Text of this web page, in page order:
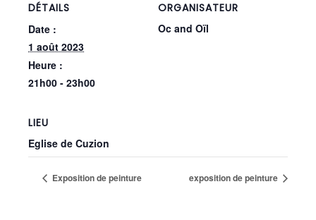
DÉTAILS
Date :
1 août 2023
Heure :
21h00 - 23h00
ORGANISATEUR
Oc and Oïl
LIEU
Eglise de Cuzion
Exposition de peinture exposition de peinture